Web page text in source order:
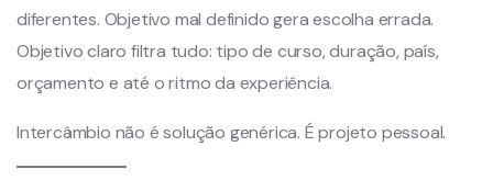
diferentes. Objetivo mal definido gera escolha errada.
Objetivo claro filtra tudo: tipo de curso, duração, país,
orçamento e até o ritmo da experiência.
Intercâmbio não é solução genérica. É projeto pessoal.